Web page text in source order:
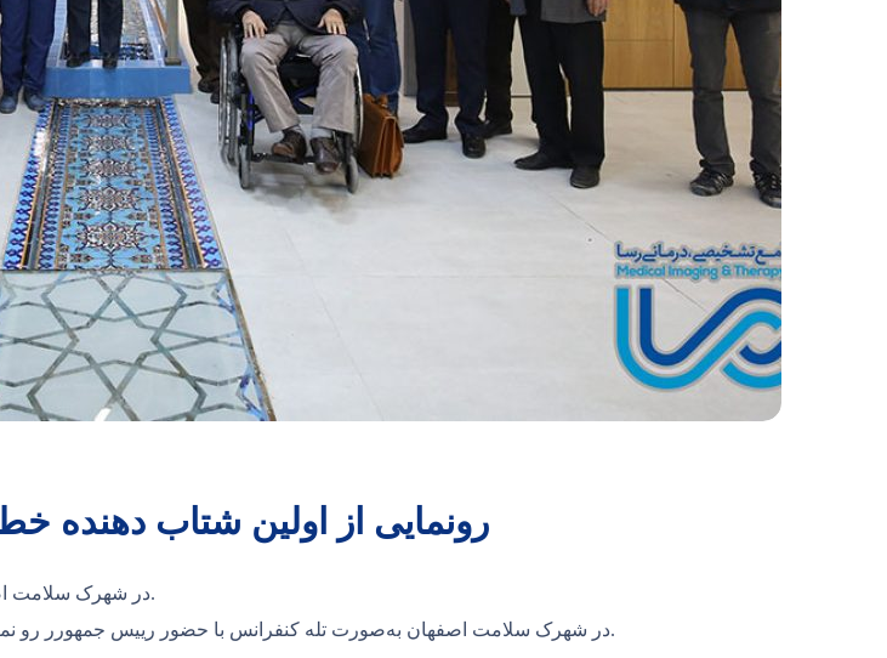
رونمایی از اولین شتاب
با دستور رئیس‌جمهور : دستگاه شتاب‌دهنده خطی پزشکی mv6 در شهرک سلامت اصفهان رونمایی شد.
همزمان با روز فناوری هسته‌ای، از دستگاه شتاب‌دهنده خطی پزشکی mn6 در شهرک سلامت اصفهان به‌صورت تله کنفرانس با حضور رییس جمهورر رو نمایی شد.